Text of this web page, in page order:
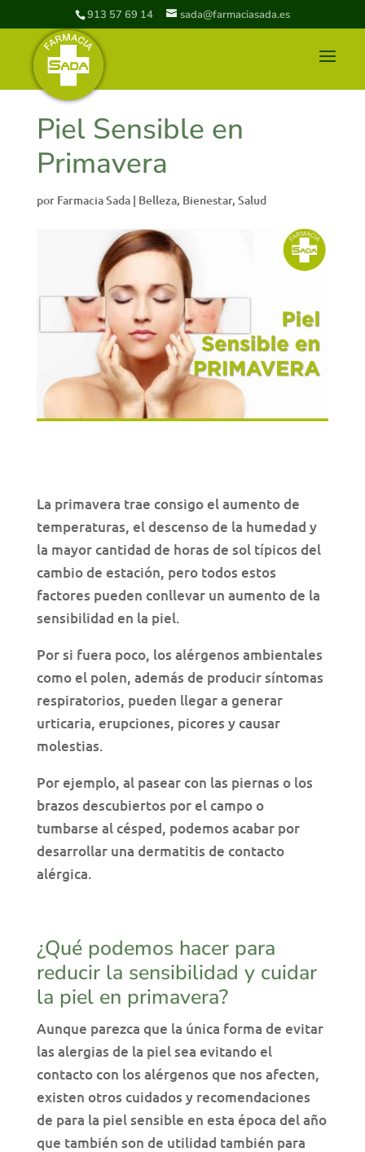
913 57 69 14 sada@farmaciasada.es
Piel Sensible en
Primavera
por Farmacia Sada| Belleza, Bienestar, Salud
La primavera trae consigo el aumento de
temperaturas, el descenso de la humedad y
la mayor cantidad de horas de sol típicos del
cambio de estación, pero todos estos
factores pueden conllevar un aumento de la
sensibilidad en la piel.
Por si fuera poco, los alérgenos ambientales
como el polen, además de producir síntomas
respiratorios, pueden llegar a generar
urticaria, erupciones, picores y causar
molestias.
Por ejemplo, al pasear con las piernas o los
brazos descubiertos por el campo o
tumbarse al césped, podemos acabar por
desarrollar una dermatitis de contacto
alérgica.
¿Qué podemos hacer para
reducir la sensibilidad y cuidar
la piel en primavera?
Aunque parezca que la única forma de evitar
las alergias de la piel sea evitando el
contacto con los alérgenos que nos afecten,
existen otros cuidados y recomendaciones
de para la piel sensible en esta época del año
que también son de utilidad también para